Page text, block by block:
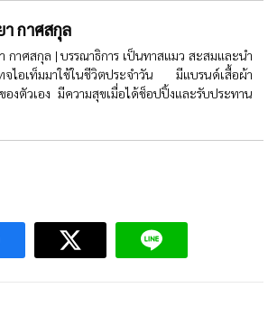
า กาศสกุล
กาศสกุล | บรรณาธิการ เป็นทาสแมว สะสมและนำ
จไอเท็มมาใช้ในชีวิตประจำวัน มีแบรนด์เสื้อผ้า
องตัวเอง มีความสุขเมื่อได้ช็อปปิ้งและรับประทาน